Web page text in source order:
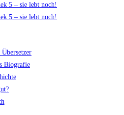
5 – sie lebt noch!
5 – sie lebt noch!
Biografie